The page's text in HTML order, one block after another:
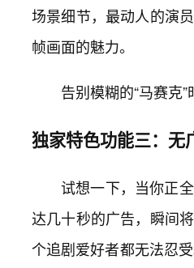
场景细节，最动人的演
帧画面的魅力。
告别模糊的“马赛克
独家特色功能三：无
试想一下，当你正
达几十秒的广告，瞬间
个追剧爱好者都无法忍